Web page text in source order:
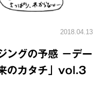
2018.04.13
ングの予感 －デー
のカタチ」vol.3